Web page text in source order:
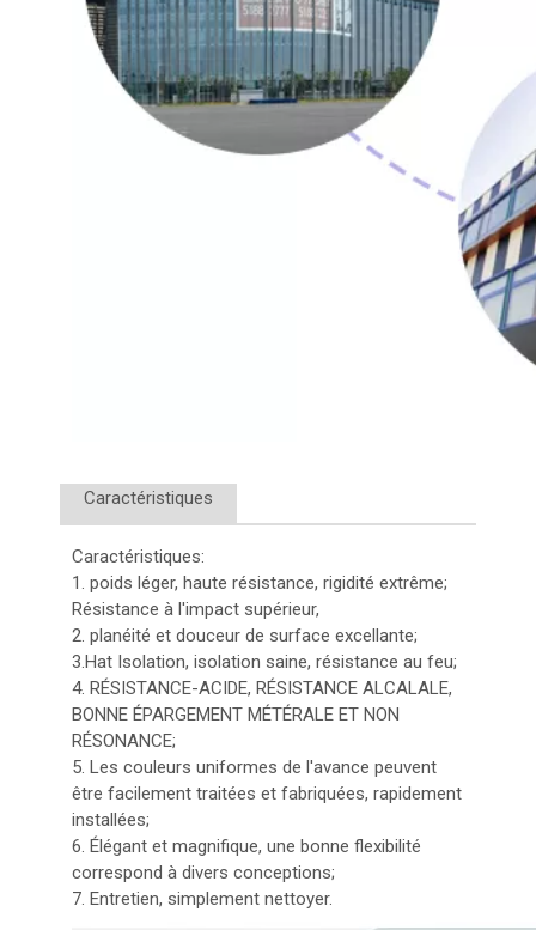
Caractéristiques
Caractéristiques:
1. poids léger, haute résistance, rigidité extrême;
Résistance à l'impact supérieur,
2. planéité et douceur de surface excellante;
3.Hat Isolation, isolation saine, résistance au feu;
4. RÉSISTANCE-ACIDE, RÉSISTANCE ALCALALE,
BONNE ÉPARGEMENT MÉTÉRALE ET NON
RÉSONANCE;
5. Les couleurs uniformes de l'avance peuvent
être facilement traitées et fabriquées, rapidement
installées;
6. Élégant et magnifique, une bonne flexibilité
correspond à divers conceptions;
7. Entretien, simplement nettoyer.